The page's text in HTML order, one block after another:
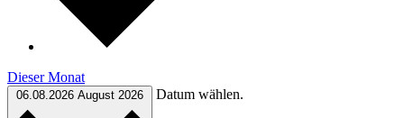
Dieser Monat
06.08.2026 August 2026 Datum wählen.